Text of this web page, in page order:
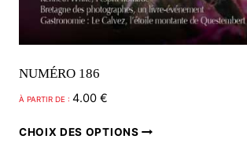
NUMÉRO 186
À PARTIR DE : 4.00 €
CHOIX DES OPTIONS